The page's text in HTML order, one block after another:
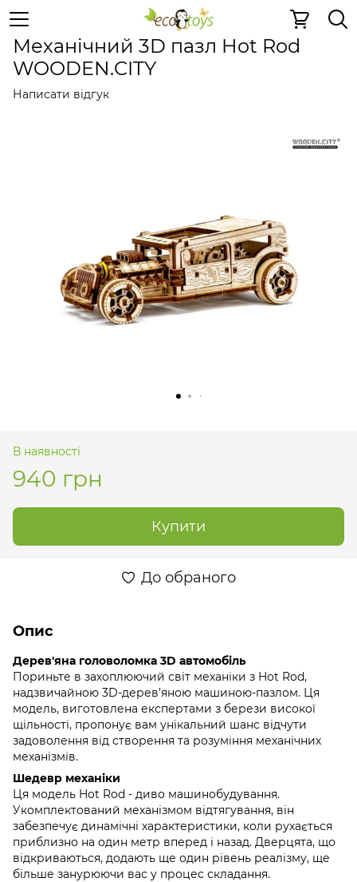
Дерев'яні конструктори Механічні 3D пазли
Механічний 3D пазл Hot Rod
WOODEN.CITY
Написати відгук
В наявності
940 грн
Купити
До обраного
Опис
Дерев'яна головоломка 3D автомобіль
Пориньте в захоплюючий світ механіки з Hot Rod,
надзвичайною 3D-дерев’яною машиною-пазлом. Ця
модель, виготовлена ​​експертами з берези високої
щільності, пропонує вам унікальний шанс відчути
задоволення від створення та розуміння механічних
механізмів.
Шедевр механіки
Ця модель Hot Rod - диво машинобудування.
Укомплектований механізмом відтягування, він
забезпечує динамічні характеристики, коли рухається
приблизно на один метр вперед і назад. Дверцята, що
відкриваються, додають ще один рівень реалізму, ще
більше занурюючи вас у процес складання.